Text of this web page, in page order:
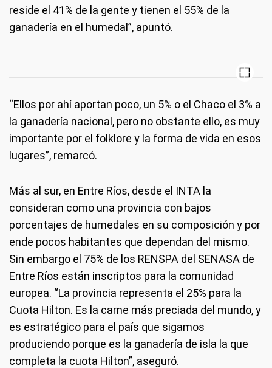
reside el 41% de la gente y tienen el 55% de la
ganadería en el humedal”, apuntó.
“Ellos por ahí aportan poco, un 5% o el Chaco el 3% a
la ganadería nacional, pero no obstante ello, es muy
importante por el folklore y la forma de vida en esos
lugares”, remarcó.
Más al sur, en Entre Ríos, desde el INTA la
consideran como una provincia con bajos
porcentajes de humedales en su composición y por
ende pocos habitantes que dependan del mismo.
Sin embargo el 75% de los RENSPA del SENASA de
Entre Ríos están inscriptos para la comunidad
europea. “La provincia representa el 25% para la
Cuota Hilton. Es la carne más preciada del mundo, y
es estratégico para el país que sigamos
produciendo porque es la ganadería de isla la que
completa la cuota Hilton”, aseguró.